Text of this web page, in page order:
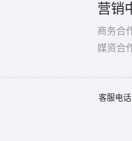
营销
商务合
媒资合
客服电